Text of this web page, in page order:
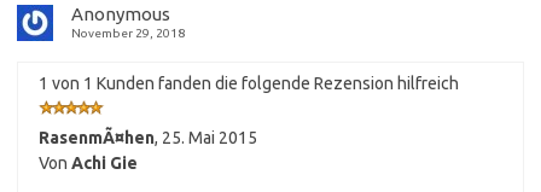
Anonymous
November 29, 2018
1 von 1 Kunden fanden die folgende Rezension hilfreich
RasenmÃ¤hen, 25. Mai 2015
Von Achi Gie